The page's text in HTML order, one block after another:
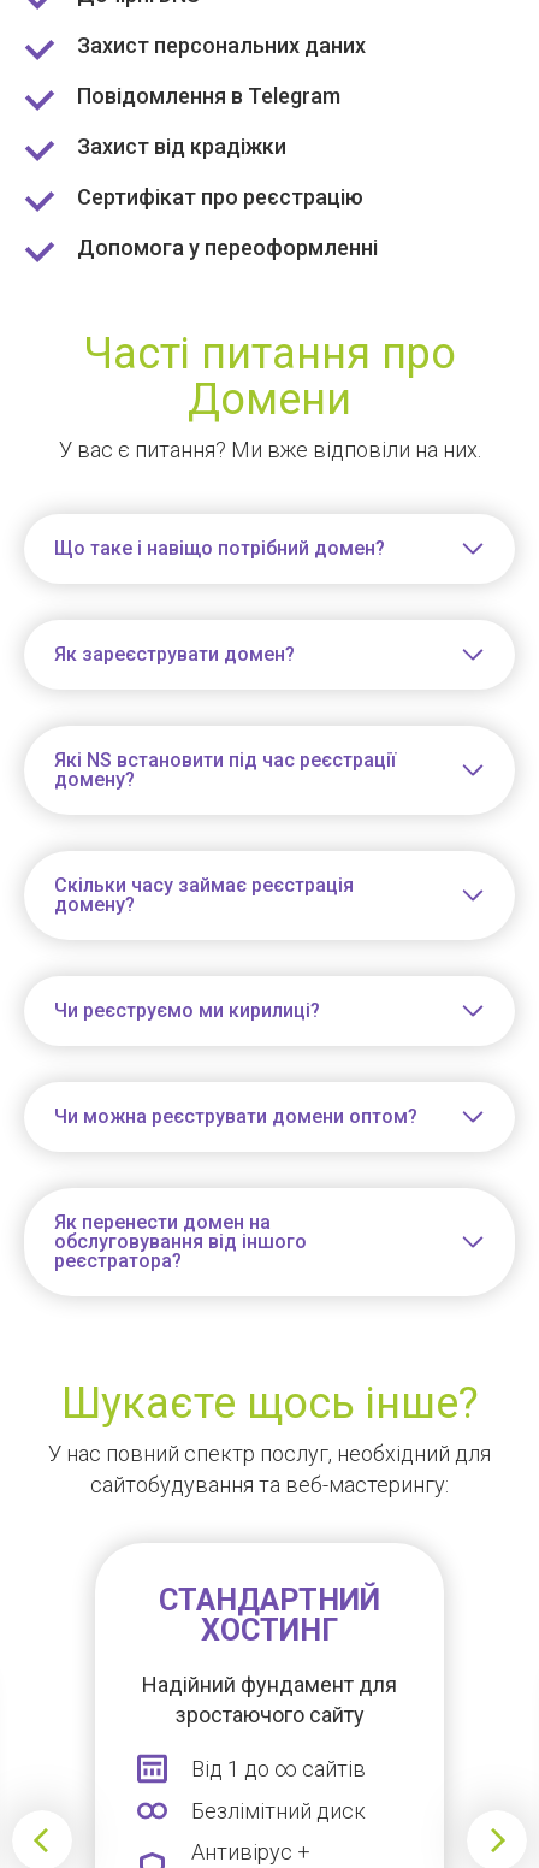
Захист персональних даних
Повідомлення в Telegram
Захист від крадіжки
Сертифікат про реєстрацію
Допомога у переоформленні
Часті питання про
Домени
У вас є питання? Ми вже відповіли на них.
Що таке і навіщо потрібний домен?
Як зареєструвати домен?
Які NS встановити під час реєстрації
домену?
Скільки часу займає реєстрація
домену?
Чи реєструємо ми кирилиці?
Чи можна реєструвати домени оптом?
Як перенести домен на
обслуговування від іншого
реєстратора?
Шукаєте щось інше?
У нас повний спектр послуг, необхідний для
сайтобудування та веб-мастерингу:
СТАНДАРТНИЙ
ХОСТИНГ
Надійний фундамент для
зростаючого сайту
Від 1 до ∞ сайтів
Безлімітний диск
Антивірус +